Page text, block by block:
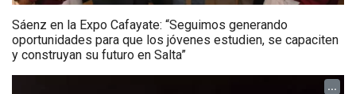
Sáenz en la Expo Cafayate: “Seguimos generando
oportunidades para que los jóvenes estudien, se capaciten
y construyan su futuro en Salta”
...